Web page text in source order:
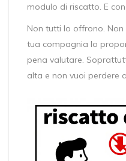
modulo di riscatto. E
Non tutti lo offrono.
tua compagnia lo
pena valutare.
alta e non vuoi perdere